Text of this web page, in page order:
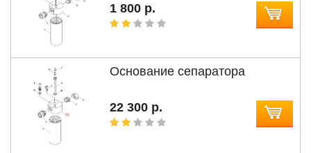
1 800 р.
Основание сепаратора
22 300 р.